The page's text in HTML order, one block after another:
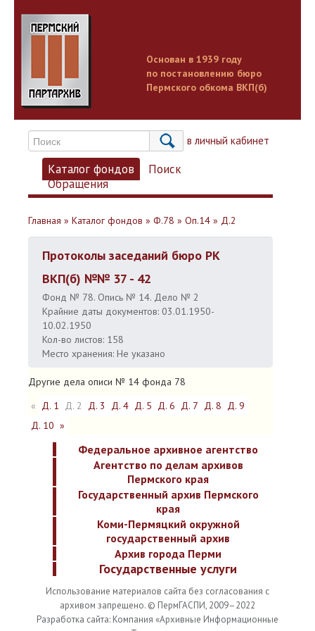
Основан в 1939 году
по постановлению бюро
Пермского обкома ВКП(б)
Вход в личный кабинет
Каталог фондов
Поиск
Обращения
Главная » Каталог фондов » Ф.78 » Оп.14 » Д.2
Протоколы заседаний бюро РК
ВКП(б) №№ 37 - 42
Фонд № 78. Опись № 14. Дело № 2
Крайние даты документов: 03.01.1950-
10.02.1950
Кол-во листов: 158
Место хранения: Не указано
Другие дела описи № 14 фонда 78
« Д. 1 Д. 2 Д. 3 Д. 4 Д. 5 Д. 6 Д. 7 Д. 8 Д. 9
Д. 10 »
Федеральное архивное агентство
Агентство по делам архивов
Пермского края
Государственный архив Пермского
края
Коми-Пермяцкий окружной
государственный архив
Архив города Перми
Государственные услуги
Использование материалов сайта без согласования с
архивом запрещено. © ПермГАСПИ, 2009–2022
Разработка сайта: Компания «Архивные Информационные